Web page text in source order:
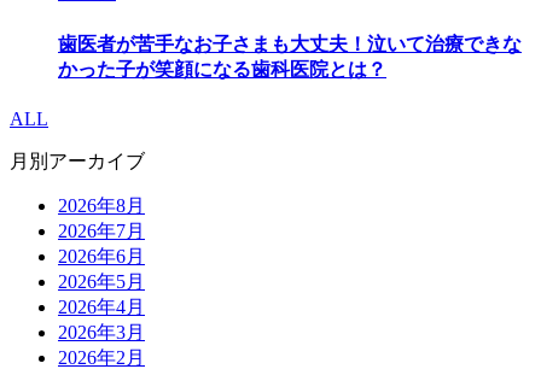
歯医者が苦手なお子さまも大丈夫！泣いて治療できな
かった子が笑顔になる歯科医院とは？
ALL
月別アーカイブ
2026年8月
2026年7月
2026年6月
2026年5月
2026年4月
2026年3月
2026年2月